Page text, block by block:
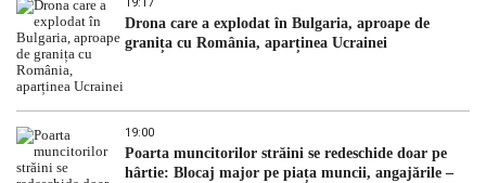
19:17
Drona care a explodat în Bulgaria, aproape de
granița cu România, aparținea Ucrainei
19:00
Poarta muncitorilor străini se redeschide doar pe
hârtie: Blocaj major pe piața muncii, angajările –